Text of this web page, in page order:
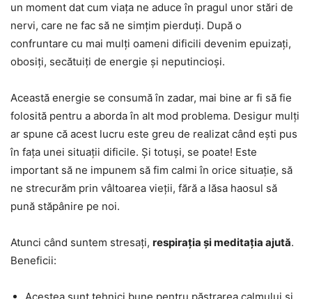
un moment dat cum viața ne aduce în pragul unor stări de
nervi, care ne fac să ne simțim pierduți. După o
confruntare cu mai mulți oameni dificili devenim epuizați,
obosiți, secătuiți de energie și neputincioși.
Această energie se consumă în zadar, mai bine ar fi să fie
folosită pentru a aborda în alt mod problema. Desigur mulți
ar spune că acest lucru este greu de realizat când ești pus
în fața unei situații dificile. Și totuși, se poate! Este
important să ne impunem să fim calmi în orice situație, să
ne strecurăm prin vâltoarea vieții, fără a lăsa haosul să
pună stăpânire pe noi.
Atunci când suntem stresați, respirația și meditația ajută.
Beneficii: